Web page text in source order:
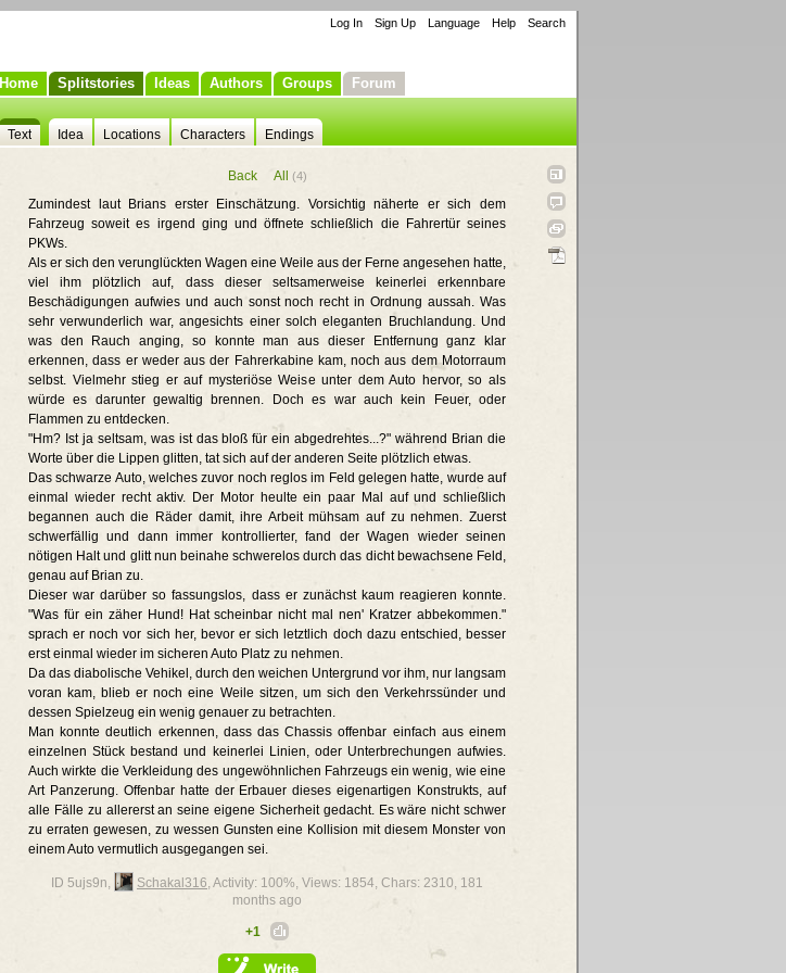
Home Splitstories Ideas Authors Groups Forum
Log In Sign Up Language Help Search
Text Idea Locations Characters Endings
Back All (4)
Zumindest laut Brians erster Einschätzung. Vorsichtig näherte er sich dem
Fahrzeug soweit es irgend ging und öffnete schließlich die Fahrertür seines
PKWs.
Als er sich den verunglückten Wagen eine Weile aus der Ferne angesehen hatte,
viel ihm plötzlich auf, dass dieser seltsamerweise keinerlei erkennbare
Beschädigungen aufwies und auch sonst noch recht in Ordnung aussah. Was
sehr verwunderlich war, angesichts einer solch eleganten Bruchlandung. Und
was den Rauch anging, so konnte man aus dieser Entfernung ganz klar
erkennen, dass er weder aus der Fahrerkabine kam, noch aus dem Motorraum
selbst. Vielmehr stieg er auf mysteriöse Weise unter dem Auto hervor, so als
würde es darunter gewaltig brennen. Doch es war auch kein Feuer, oder
Flammen zu entdecken.
"Hm? Ist ja seltsam, was ist das bloß für ein abgedrehtes...?" während Brian die
Worte über die Lippen glitten, tat sich auf der anderen Seite plötzlich etwas.
Das schwarze Auto, welches zuvor noch reglos im Feld gelegen hatte, wurde auf
einmal wieder recht aktiv. Der Motor heulte ein paar Mal auf und schließlich
begannen auch die Räder damit, ihre Arbeit mühsam auf zu nehmen. Zuerst
schwerfällig und dann immer kontrollierter, fand der Wagen wieder seinen
nötigen Halt und glitt nun beinahe schwerelos durch das dicht bewachsene Feld,
genau auf Brian zu.
Dieser war darüber so fassungslos, dass er zunächst kaum reagieren konnte.
"Was für ein zäher Hund! Hat scheinbar nicht mal nen' Kratzer abbekommen."
sprach er noch vor sich her, bevor er sich letztlich doch dazu entschied, besser
erst einmal wieder im sicheren Auto Platz zu nehmen.
Da das diabolische Vehikel, durch den weichen Untergrund vor ihm, nur langsam
voran kam, blieb er noch eine Weile sitzen, um sich den Verkehrssünder und
dessen Spielzeug ein wenig genauer zu betrachten.
Man konnte deutlich erkennen, dass das Chassis offenbar einfach aus einem
einzelnen Stück bestand und keinerlei Linien, oder Unterbrechungen aufwies.
Auch wirkte die Verkleidung des ungewöhnlichen Fahrzeugs ein wenig, wie eine
Art Panzerung. Offenbar hatte der Erbauer dieses eigenartigen Konstrukts, auf
alle Fälle zu allererst an seine eigene Sicherheit gedacht. Es wäre nicht schwer
zu erraten gewesen, zu wessen Gunsten eine Kollision mit diesem Monster von
einem Auto vermutlich ausgegangen sei.
ID 5ujs9n, Schakal316, Activity: 100%, Views: 1854, Chars: 2310, 181
months ago
+1